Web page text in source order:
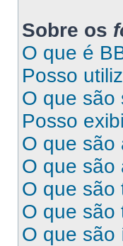
Sobre os
O que é
Posso
O que são
Posso
O que são
O que são
O que são
O que são
O que são